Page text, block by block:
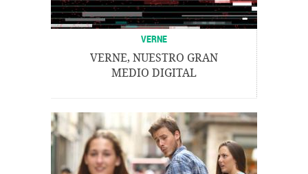
VERNE
VERNE, NUESTRO GRAN
MEDIO DIGITAL